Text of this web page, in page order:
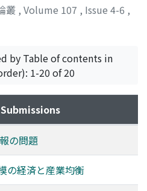
叢 , Volume 107 , Issue 4-6 ,
by Table of contents in
1-20 of 20
の問題
の経済と産業均衡